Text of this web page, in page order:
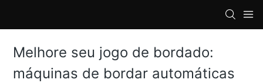
Melhore seu jogo de bordado:
máquinas de bordar automáticas